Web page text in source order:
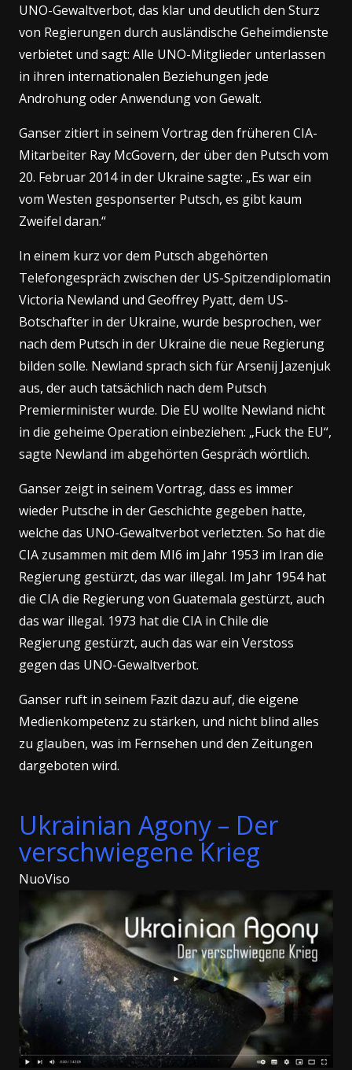
UNO-Gewaltverbot, das klar und deutlich den Sturz
von Regierungen durch ausländische Geheimdienste
verbietet und sagt: Alle UNO-Mitglieder unterlassen
in ihren internationalen Beziehungen jede
Androhung oder Anwendung von Gewalt.
Ganser zitiert in seinem Vortrag den früheren CIA-
Mitarbeiter Ray McGovern, der über den Putsch vom
20. Februar 2014 in der Ukraine sagte: „Es war ein
vom Westen gesponserter Putsch, es gibt kaum
Zweifel daran.“
In einem kurz vor dem Putsch abgehörten
Telefongespräch zwischen der US-Spitzendiplomatin
Victoria Newland und Geoffrey Pyatt, dem US-
Botschafter in der Ukraine, wurde besprochen, wer
nach dem Putsch in der Ukraine die neue Regierung
bilden solle. Newland sprach sich für Arsenij Jazenjuk
aus, der auch tatsächlich nach dem Putsch
Premierminister wurde. Die EU wollte Newland nicht
in die geheime Operation einbeziehen: „Fuck the EU“,
sagte Newland im abgehörten Gespräch wörtlich.
Ganser zeigt in seinem Vortrag, dass es immer
wieder Putsche in der Geschichte gegeben hatte,
welche das UNO-Gewaltverbot verletzten. So hat die
CIA zusammen mit dem MI6 im Jahr 1953 im Iran die
Regierung gestürzt, das war illegal. Im Jahr 1954 hat
die CIA die Regierung von Guatemala gestürzt, auch
das war illegal. 1973 hat die CIA in Chile die
Regierung gestürzt, auch das war ein Verstoss
gegen das UNO-Gewaltverbot.
Ganser ruft in seinem Fazit dazu auf, die eigene
Medienkompetenz zu stärken, und nicht blind alles
zu glauben, was im Fernsehen und den Zeitungen
dargeboten wird.
Ukrainian Agony – Der
verschwiegene Krieg
NuoViso